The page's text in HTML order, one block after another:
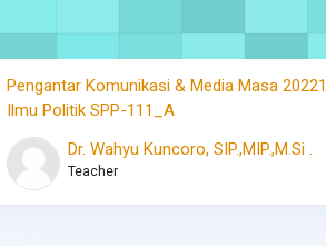
Pengantar Komunikasi & Media Masa 20221
Ilmu Politik SPP-111_A
Dr. Wahyu Kuncoro, SIP.,MIP.,M.Si .
Teacher